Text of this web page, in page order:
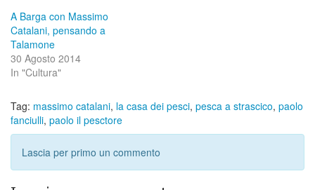
A Barga con Massimo
Catalani, pensando a
Talamone
30 Agosto 2014
In "Cultura"
Tag: massimo catalani, la casa dei pesci, pesca a strascico, paolo
fanciulli, paolo il pesctore
Lascia per primo un commento